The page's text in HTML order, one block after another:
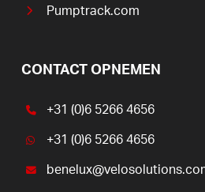
Pumptrack.com
CONTACT OPNEMEN
+31 (0)6 5266 4656
+31 (0)6 5266 4656